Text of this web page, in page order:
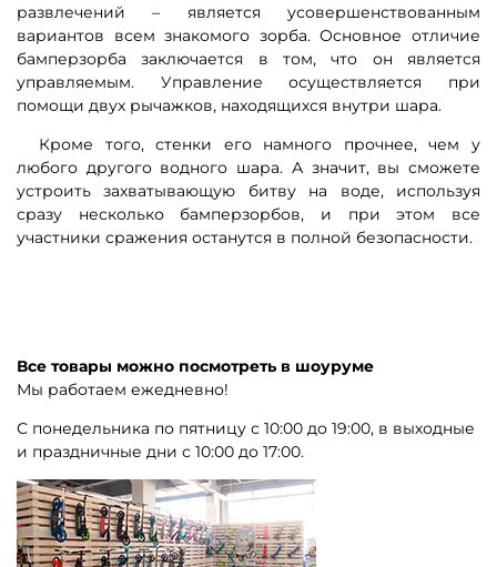
развлечений – является усовершенствованным
вариантов всем знакомого зорба. Основное отличие
бамперзорба заключается в том, что он является
управляемым. Управление осуществляется при
помощи двух рычажков, находящихся внутри шара.
Кроме того, стенки его намного прочнее, чем у
любого другого водного шара. А значит, вы сможете
устроить захватывающую битву на воде, используя
сразу несколько бамперзорбов, и при этом все
участники сражения останутся в полной безопасности.
Все товары можно посмотреть в шоуруме
Мы работаем ежедневно!
С понедельника по пятницу с 10:00 до 19:00, в выходные
и праздничные дни с 10:00 до 17:00.